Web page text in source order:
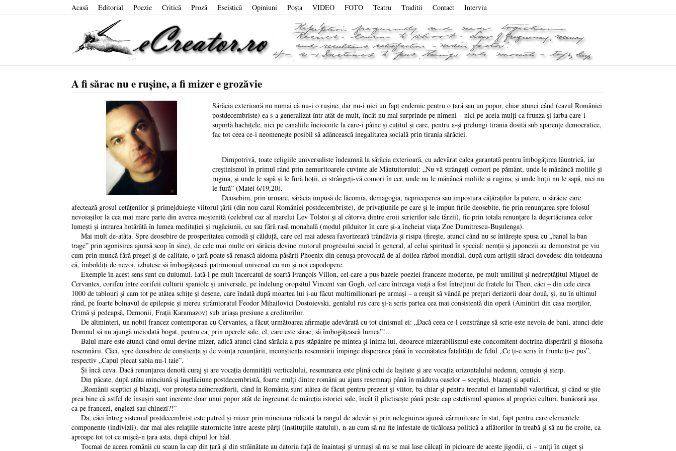
Acasă Editorial Poezie Critică Proză Eseistică Opiniuni Poşta VIDEO FOTO Teatru Traditii Contact Interviu
A fi sărac nu e ruşine, a fi mizer e grozăvie
Sărăcia exterioară nu numai că nu-i o ruşine, dar nu-i nici un fapt endemic pentru o ţară sau un popor, chiar atunci când (cazul României
postdecembriste) ea s-a generalizat într-atât de mult, încât nu mai surprinde pe nimeni – nici pe aceia mulţi ca frunza şi iarba care-i
suportă hachiţele, nici pe canaliile înciocoite la care-i pâine şi cuţitul şi care, pentru a-şi prelungi tirania dosită sub aparenţe democratice,
fac tot ceea ce-i neomeneşte posibil să adâncească inegalitatea socială prin tirania sărăciei.
Dimpotrivă, toate religiile universaliste îndeamnă la sărăcia exterioară, cu adevărat calea garantată pentru îmbogăţirea lăuntrică, iar
creştinismul în primul rând prin nemuritoarele cuvinte ale Mântuitorului: „Nu vă strângeţi comori pe pământ, unde le mănâncă moliile şi
rugina, şi unde le sapă şi le fură hoţii, ci strângeţi-vă comori în cer, unde nu le mănâncă moliile şi rugina, şi unde hoţii nu le sapă, nici nu
le fură” (Matei 6/19,20).
Deosebim, prin urmare, sărăcia impusă de lăcomia, demagogia, nepriceperea sau impostura căţăraţilor la putere, o sărăcie care
afectează grosul cetăţenilor şi primejduieşte viitorul ţării (din nou cazul României postdecembriste), de privaţiunile pe care şi le impun firile deosebite, fie prin renunţarea spre folosul
nevoiaşilor la cea mai mare parte din averea moştenită (celebrul caz al marelui Lev Tolstoi şi al câtorva dintre eroii scrierilor sale târzii), fie prin totala renunţare la deşertăciunea celor
lumeşti şi intrarea hotărâtă în lumea meditaţiei şi rugăciunii, cu sau fără rasă monahală (modul pilduitor în care şi-a încheiat viaţa Zoe Dumitrescu-Buşulenga).
Mai mult de-atâta. Spre deosebire de prosperitatea comodă şi călduţă, care cel mai adesea favorizează trândăvia şi risipa (fireşte, atunci când nu se întăreşte spusa cu „banul la ban
trage” prin agonisirea ajunsă scop în sine), de cele mai multe ori sărăcia devine motorul progresului social în general, al celui spiritual în special: nemţii şi japonezii au demonstrat pe viu
cum prin muncă fără preget şi de calitate, o ţară poate să renască aidoma păsării Phoenix din cenuşa provocată de al doilea război mondial, după cum artiştii săraci dovedesc din totdeauna
că, îmboldiţi de nevoi, izbutesc să îmbogăţească patrimoniul universal cu noi şi noi capodopere.
Exemple în acest sens sunt cu duiumul. Iată-l pe mult încercatul de soartă François Villon, cel care a pus bazele poeziei franceze moderne, pe mult umilitul şi nedreptăţitul Miguel de
Cervantes, corifeu între corifeii culturii spaniole şi universale, pe îndelung oropsitul Vincent van Gogh, cel care întreaga viaţă a fost întreţinut de fratele lui Theo, căci – din cele circa
1000 de tablouri şi cam tot pe atâtea schiţe şi desene, care îndată după moartea lui i-au făcut multimilionari pe urmaşi – a reuşit să vândă pe preţuri derizorii doar două, şi, nu în ultimul
rând, pe foarte bolnavul de epilepsie şi mereu strâmtoratul Feodor Mihailovici Dostoievski, genialul rus care şi-a scris partea cea mai consistentă din operă (Amintiri din casa morţilor,
Crimă şi pedeapsă, Demonii, Fraţii Karamazov) sub uriaşa presiune a creditorilor.
De altminteri, un nobil francez contemporan cu Cervantes, a făcut următoarea afirmaţie adevărată cu tot cinismul ei: „Dacă ceea ce-l constrânge să scrie este nevoia de bani, atunci deie
Domnul să nu ajungă niciodată bogat, pentru ca, prin operele sale, el, care este sărac, să îmbogăţească lumea”!..
Baiul mare este atunci când omul devine mizer, adică atunci când sărăcia a pus stăpânire pe mintea şi inima lui, deoarece mizerabilismul este concomitent doctrina disperării şi filosofia
resemnării. Căci, spre deosebire de conştienţa şi de voinţa renunţării, inconştienţa resemnării împinge disperarea până în vecinătatea fatalităţii de felul „Ce ţi-e scris în frunte ţi-e pus”,
respectiv „Capul plecat sabia nu-l taie”.
Şi încă ceva. Dacă renunţarea denotă curaj şi are vocaţia demnităţii verticalului, resemnarea este plină ochi de laşitate şi are vocaţia orizontalului nedemn, cenuşiu şi sterp.
Din păcate, după atâta minciună şi înşelăciune postdecembristă, foarte mulţi dintre români au ajuns resemnaţi până în măduva oaselor – sceptici, blazaţi şi apatici.
„Românii sceptici şi blazaţi, vor protesta neîncrezătorii, când în România sunt atâtea de făcut pentru prezent şi viitor, ba chiar şi pentru trecutul ei lamentabil valorificat, şi când se ştie
prea bine că astfel de însuşiri sunt inerente doar unui popor atât de îngreunat de măreţia istoriei sale, încât îl plictiseşte până peste cap estetismul spumos al propriei culturi, bunăoară aşa
ca pe francezi, englezi sau chinezi?!”
Da, căci întreg sistemul postdecembrist este putred şi mizer prin minciuna ridicată la rangul de adevăr şi prin nelegiuirea ajunsă cârmuitoare în stat, fapt pentru care elementele
componente (indivizii), dar mai ales relaţiile statornicite între aceste părţi (instituţiile statului), n-au cum să nu fie infestate de ticăloasa politică a aflătorilor în treabă şi să nu fie croite, ca
aproape tot tot ce mişcă-n ţara asta, după chipul lor hâd.
Tocmai de aceea românii cu scaun la cap din ţară şi din străinătate au datoria faţă de înaintaşi şi urmaşi să nu se mai lase călcaţi în picioare de aceste jigodii, ci – uniţi în cuget şi